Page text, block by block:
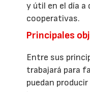
y útil en el día a
cooperativas.
Principales
Entre sus
trabajará para
puedan